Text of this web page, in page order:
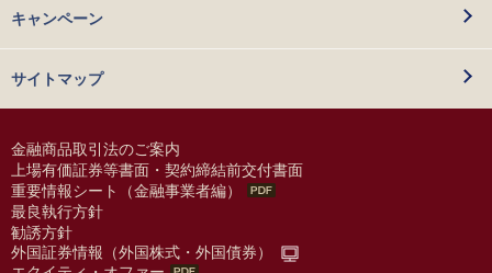
キャンペーン
サイトマップ
金融商品取引法のご案内
上場有価証券等書面・契約締結前交付書面
重要情報シート（金融事業者編）
最良執行方針
勧誘方針
外国証券情報（外国株式・外国債券）